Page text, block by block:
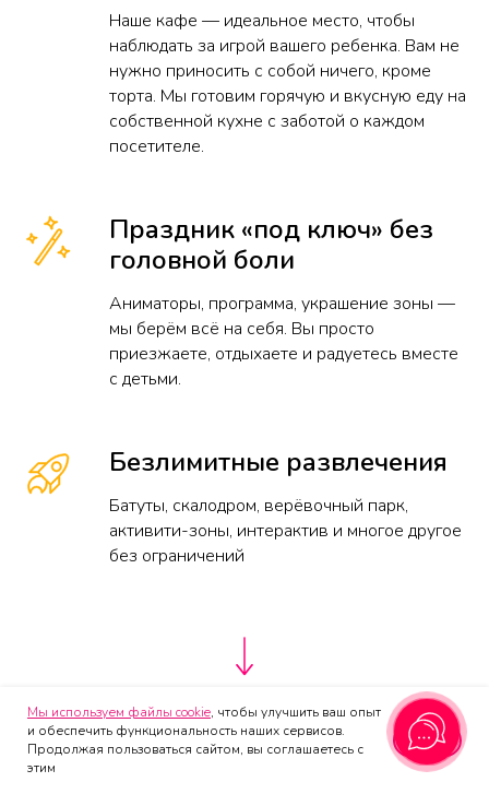
Купить билет День Рождения
Наше кафе — идеальное место, чтобы
наблюдать за игрой вашего ребенка. Вам не
нужно приносить с собой ничего, кроме
торта. Мы готовим горячую и вкусную еду на
собственной кухне с заботой о каждом
посетителе.
Праздник «под ключ» без
головной боли
Аниматоры, программа, украшение зоны —
мы берём всё на себя. Вы просто
приезжаете, отдыхаете и радуетесь вместе
с детьми.
Безлимитные развлечения
Батуты, скалодром, верёвочный парк,
активити-зоны, интерактив и многое другое
без ограничений
Выбрать программу для праздника
Мы используем файлы cookie, чтобы улучшить ваш опыт
и обеспечить функциональность наших сервисов.
Продолжая пользоваться сайтом, вы соглашаетесь с
этим
OK